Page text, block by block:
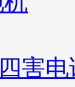
害